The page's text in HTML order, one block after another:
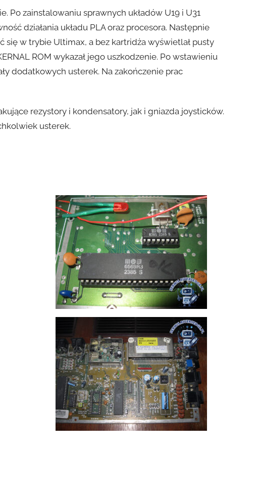
Po zainstalowaniu sprawnych układów U19 i U31
działania układu PLA oraz procesora. Następnie
się w trybie Ultimax, a bez kartridża wyświetlał pusty
ROM wykazał jego uszkodzenie. Po wstawieniu
dodatkowych usterek. Na zakończenie prac
rezystory i kondensatory, jak i gniazda joysticków.
usterek.